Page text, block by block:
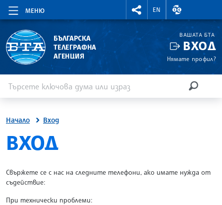
МЕНЮ
RIGHTMENU.SOCIAL
EN
ВАЛУТНИ
БЪЛГАРСКА
ТЕЛЕГРАФНА
АГЕНЦИЯ
ВАШАТА БТА
ВХОД
Нямате профил?
Начало Вход
SITE.BTA
ВХОД
Свържете се с нас на следните телефони, ако имате нужда от
съдействие:
При технически проблеми: